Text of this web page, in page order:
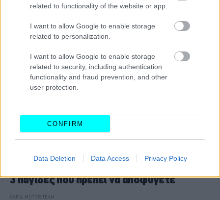
related to functionality of the website or app.
I want to allow Google to enable storage
related to personalization.
I want to allow Google to enable storage
related to security, including authentication
functionality and fraud prevention, and other
user protection.
CONFIRM
Data Deletion Data Access Privacy Policy
3 παγίδες που πρέπει να αποφύγετε
CAR & MOTOR TEAM